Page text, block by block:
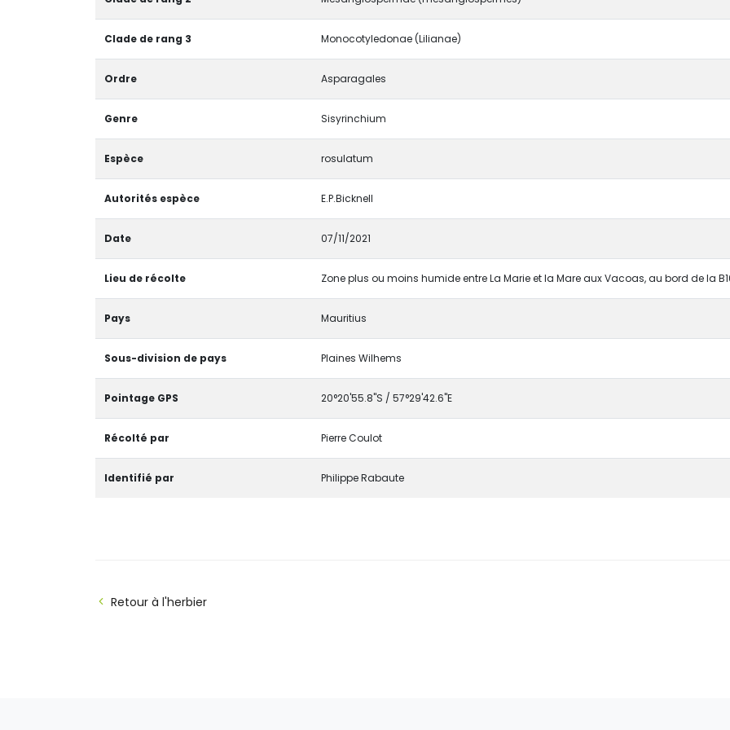
Clade de rang 3 Monocotyledonae (Lilianae)
Ordre Asparagales
Genre Sisyrinchium
Espèce rosulatum
Autorités espèce E.P.Bicknell
Date 07/11/2021
Lieu de récolte Zone plus ou moins humide entre La Marie et la Mare aux Vacoas, au bord de la
Pays Mauritius
Sous-division de pays Plaines Wilhems
Pointage GPS 20°20'55.8"S / 57°29'42.6"E
Récolté par Pierre Coulot
Identifié par Philippe Rabaute
Retour à l'herbier